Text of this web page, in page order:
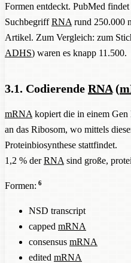
Formen entdeckt. PubMed
SuchbegriffRNA rund 250.000
Artikel. Zum Vergleich: zum
ADHS) waren es knapp 11.500.
3.1. Codierende RNA(
mRNA kopiert die in einem
an das Ribosom, wo mittels
Proteinbiosynthese stattfindet.
1,2 % derRNA sind große,
Formen: 6
NSD transcript
capped mRNA
consensus mRNA
edited mRNA